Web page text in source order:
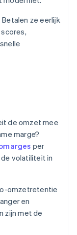
Betalen ze eerlijk
de omzet mee
marge?
per
volatiliteit in
omzetretentie
en
zijn met de